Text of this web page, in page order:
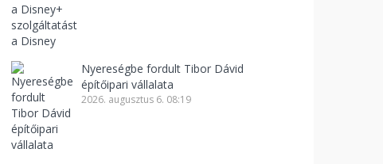
Nyereségbe fordult Tibor Dávid
építőipari vállalata
2026. augusztus 6. 08:19